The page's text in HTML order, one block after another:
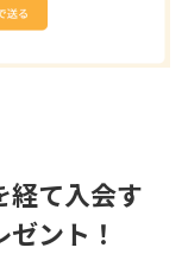
経て入会す
ント！